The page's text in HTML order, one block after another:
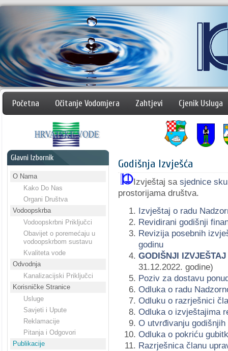
Početna Očitanje Vodomjera Zahtjevi Cjenik Usluga
Glavni Izbornik
O Nama
Kako Do Nas
Organi Društva
Vodoopskrba
Vodoopskrbni Priključci
Obavijet o poremećaju u
vodoopskrbom sustavu
Kvaliteta vode
Odvodnja
Kanalizacijski Priključci
Korisničke Stranice
Usluge
Savjeti i Upute
Reklamacije
Pitanja i Odgovori
Publikacije
Godišnja Izvješća
Izvještaj sa sjednice
prostorijama društva.
Izvještaj o radu
Revidirani godišnji
Revizija posebnih
godinu
GODIŠNJI
31.12.2022. godine)
Poziv za dostavu
Odluka o radu
Odluku o razrješnici
Odluka o izvještajima
O utvrđivanju
Odluka o pokriću
Razrješnica članu